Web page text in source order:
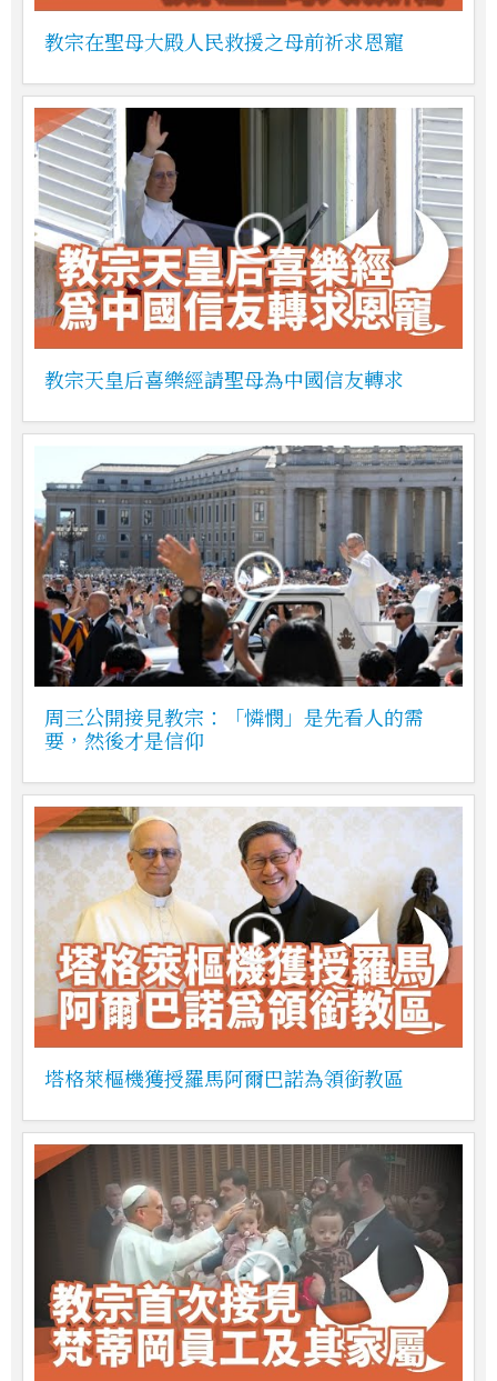
教宗在聖母大殿人民救援之母前祈求恩寵
教宗天皇后喜樂經請聖母為中國信友轉求
周三公開接見教宗：「憐憫」是先看人的需
要，然後才是信仰
塔格萊樞機獲授羅馬阿爾巴諾為領銜教區